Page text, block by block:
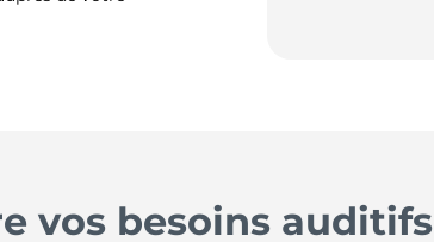
vos besoins auditifs